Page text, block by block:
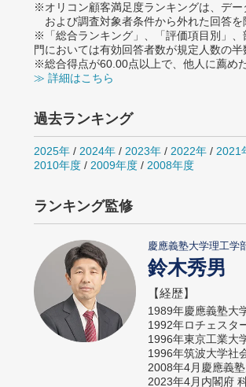
※オリコン顧客満足度ランキングは、デー
および調査対象者条件から外れた回答を
※「総合ランキング」、「評価項目別」
門においては有効回答者数が規定人数の
※総合得点が60.00点以上で、他人に薦め
≫ 詳細はこちら
過去ランキング
2025年 / 2024年 / 2023年 / 2022年 / 2021
2010年度 / 2009年度 / 2008年度
ランキング監修
慶應義塾大学理工学
鈴木秀男
【経歴】
1989年慶應義塾大
1992年ロチェスタ
1996年東京工業大
1996年筑波大学社
2008年4月慶應義
2023年4月内閣府